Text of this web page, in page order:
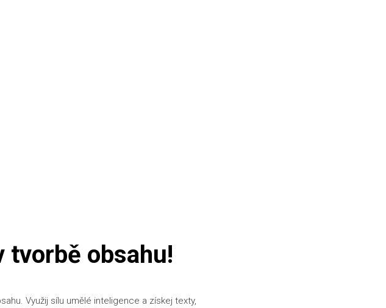
tvorbě obsahu!
Využij sílu umělé inteligence a získej texty,